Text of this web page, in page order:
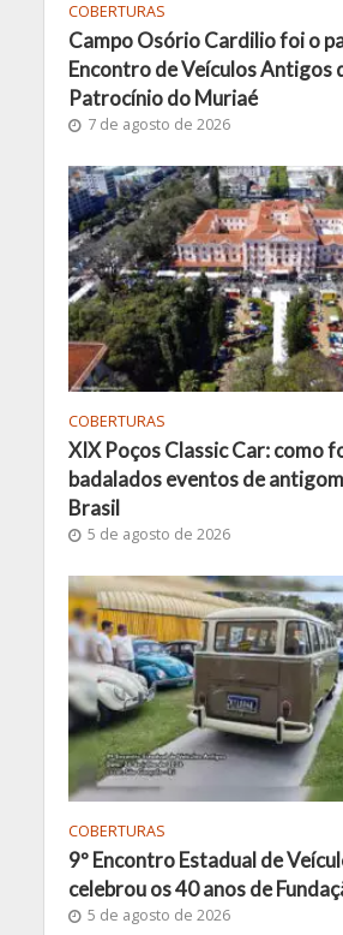
COBERTURAS
Campo Osório Cardilio foi o
Encontro de Veículos Antigos
Patrocínio do Muriaé
7 de agosto de 2026
COBERTURAS
XIX Poços Classic Car: como
badalados eventos de
Brasil
5 de agosto de 2026
COBERTURAS
9º Encontro Estadual de
celebrou os 40 anos de
5 de agosto de 2026